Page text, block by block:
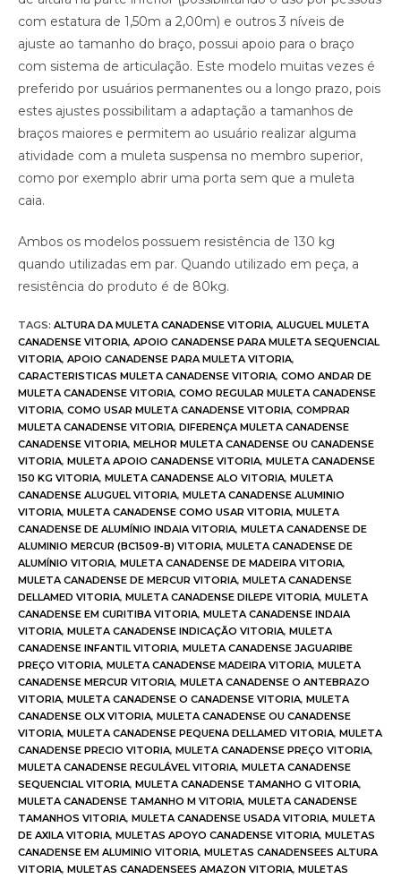
com estatura de 1,50m a 2,00m) e outros 3 níveis de
ajuste ao tamanho do braço, possui apoio para o braço
com sistema de articulação. Este modelo muitas vezes é
preferido por usuários permanentes ou a longo prazo, pois
estes ajustes possibilitam a adaptação a tamanhos de
braços maiores e permitem ao usuário realizar alguma
atividade com a muleta suspensa no membro superior,
como por exemplo abrir uma porta sem que a muleta
caia.
Ambos os modelos possuem resistência de 130 kg
quando utilizadas em par. Quando utilizado em peça, a
resistência do produto é de 80kg.
TAGS: ALTURA DA MULETA CANADENSE VITORIA, ALUGUEL MULETA
CANADENSE VITORIA, APOIO CANADENSE PARA MULETA SEQUENCIAL
VITORIA, APOIO CANADENSE PARA MULETA VITORIA,
CARACTERISTICAS MULETA CANADENSE VITORIA, COMO ANDAR DE
MULETA CANADENSE VITORIA, COMO REGULAR MULETA CANADENSE
VITORIA, COMO USAR MULETA CANADENSE VITORIA, COMPRAR
MULETA CANADENSE VITORIA, DIFERENÇA MULETA CANADENSE
CANADENSE VITORIA, MELHOR MULETA CANADENSE OU CANADENSE
VITORIA, MULETA APOIO CANADENSE VITORIA, MULETA CANADENSE
150 KG VITORIA, MULETA CANADENSE ALO VITORIA, MULETA
CANADENSE ALUGUEL VITORIA, MULETA CANADENSE ALUMINIO
VITORIA, MULETA CANADENSE COMO USAR VITORIA, MULETA
CANADENSE DE ALUMÍNIO INDAIA VITORIA, MULETA CANADENSE DE
ALUMINIO MERCUR (BC1509-B) VITORIA, MULETA CANADENSE DE
ALUMÍNIO VITORIA, MULETA CANADENSE DE MADEIRA VITORIA,
MULETA CANADENSE DE MERCUR VITORIA, MULETA CANADENSE
DELLAMED VITORIA, MULETA CANADENSE DILEPE VITORIA, MULETA
CANADENSE EM CURITIBA VITORIA, MULETA CANADENSE INDAIA
VITORIA, MULETA CANADENSE INDICAÇÃO VITORIA, MULETA
CANADENSE INFANTIL VITORIA, MULETA CANADENSE JAGUARIBE
PREÇO VITORIA, MULETA CANADENSE MADEIRA VITORIA, MULETA
CANADENSE MERCUR VITORIA, MULETA CANADENSE O ANTEBRAZO
VITORIA, MULETA CANADENSE O CANADENSE VITORIA, MULETA
CANADENSE OLX VITORIA, MULETA CANADENSE OU CANADENSE
VITORIA, MULETA CANADENSE PEQUENA DELLAMED VITORIA, MULETA
CANADENSE PRECIO VITORIA, MULETA CANADENSE PREÇO VITORIA,
MULETA CANADENSE REGULÁVEL VITORIA, MULETA CANADENSE
SEQUENCIAL VITORIA, MULETA CANADENSE TAMANHO G VITORIA,
MULETA CANADENSE TAMANHO M VITORIA, MULETA CANADENSE
TAMANHOS VITORIA, MULETA CANADENSE USADA VITORIA, MULETA
DE AXILA VITORIA, MULETAS APOYO CANADENSE VITORIA, MULETAS
CANADENSE EM ALUMINIO VITORIA, MULETAS CANADENSEES ALTURA
VITORIA, MULETAS CANADENSEES AMAZON VITORIA, MULETAS